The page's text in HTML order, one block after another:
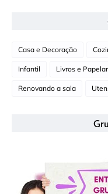
Casa e Decoração
Infantil Livros e
Renovando a sala